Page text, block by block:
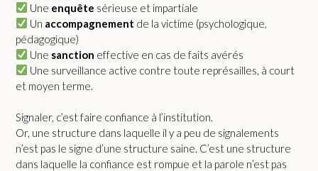
Une enquête sérieuse et impartiale
Un accompagnement de la victime (psychologique,
pédagogique)
Une sanction effective en cas de faits avérés
Une surveillance active contre toute représailles, à court
et moyen terme.
Signaler, c’est faire confiance à l’institution.
Or, une structure dans laquelle il y a peu de signalements
n’est pas le signe d’une structure saine. C’est une structure
dans laquelle la confiance est rompue et la parole n’est pas